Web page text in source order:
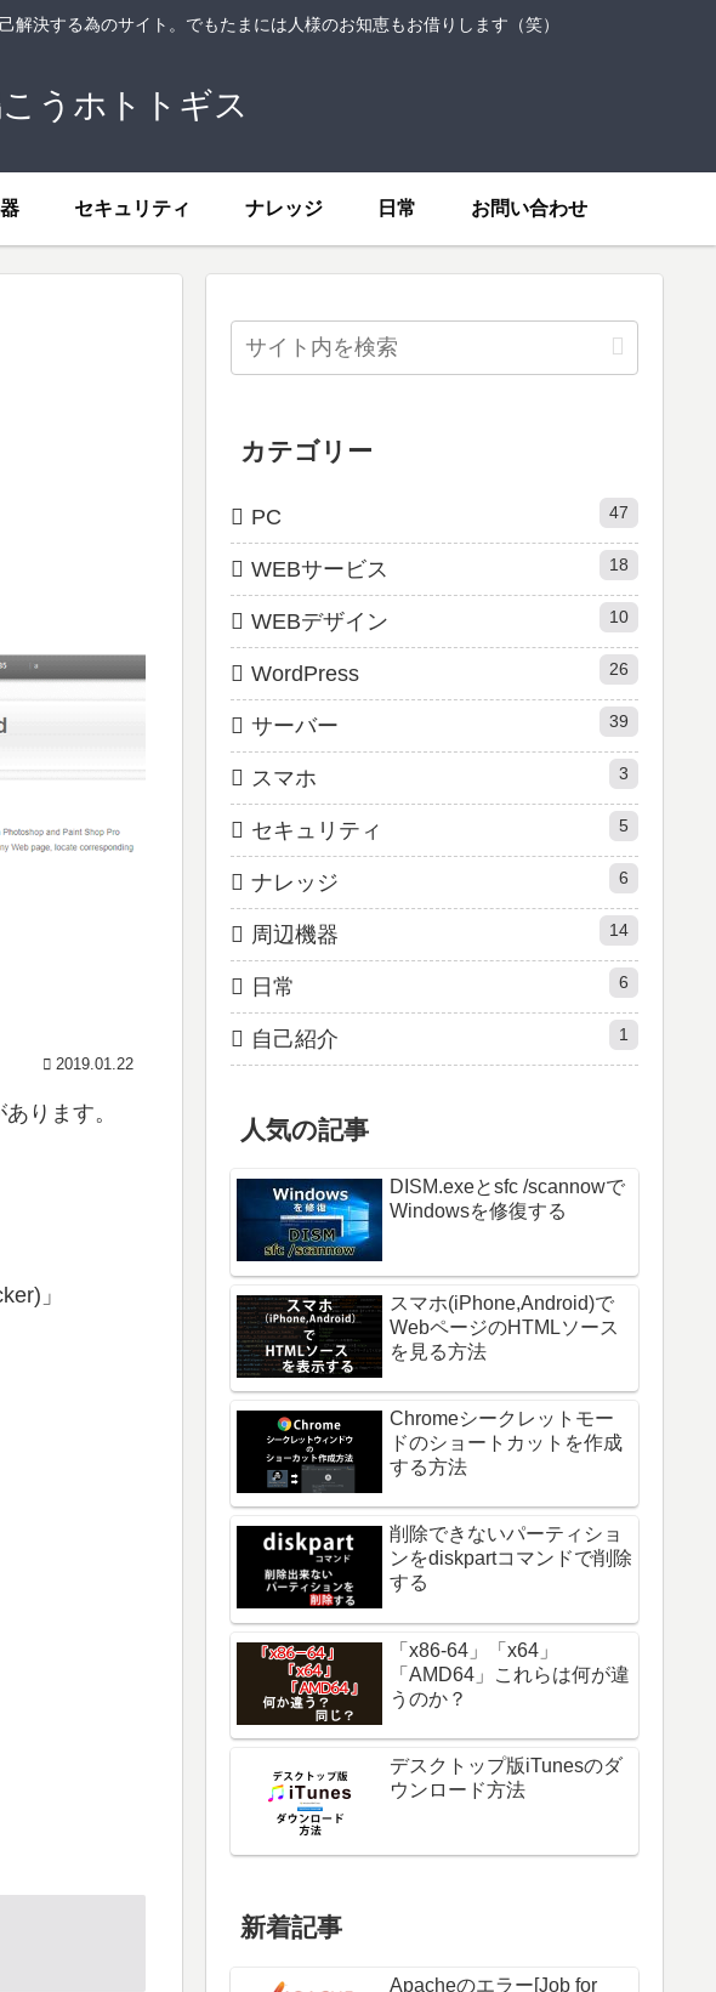
決する為のサイト。でもたまには人様のお知恵もお借りします（笑）
うホトトギス
セキュリティ ナレッジ 日常 お問い合わせ
2019.01.22
ります。
」
カテゴリー
PC 47
WEBサービス 18
WEBデザイン 10
WordPress 26
サーバー 39
スマホ 3
セキュリティ 5
ナレッジ 6
周辺機器 14
日常 6
自己紹介 1
人気の記事
DISM.exeとsfc /scannowで
Windowsを修復する
スマホ(iPhone,Android)で
WebページのHTMLソース
を見る方法
Chromeシークレットモー
ドのショートカットを作成
する方法
削除できないパーティショ
ンをdiskpartコマンドで削除
する
「x86-64」「x64」
「AMD64」これらは何が違
うのか？
デスクトップ版iTunesのダ
ウンロード方法
新着記事
Apacheのエラー[Job for